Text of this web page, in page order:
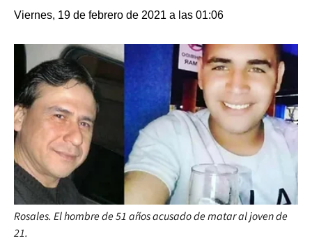
Viernes, 19 de febrero de 2021 a las 01:06
Rosales. El hombre de 51 años acusado de matar al joven de
21.